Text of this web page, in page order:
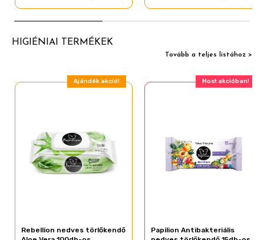
HIGIÉNIAI TERMÉKEK
Tovább a teljes listához >
Ajándék akció!
Rebellion nedves törlőkendő
Most akcióban!
Papilion Antibakteriális